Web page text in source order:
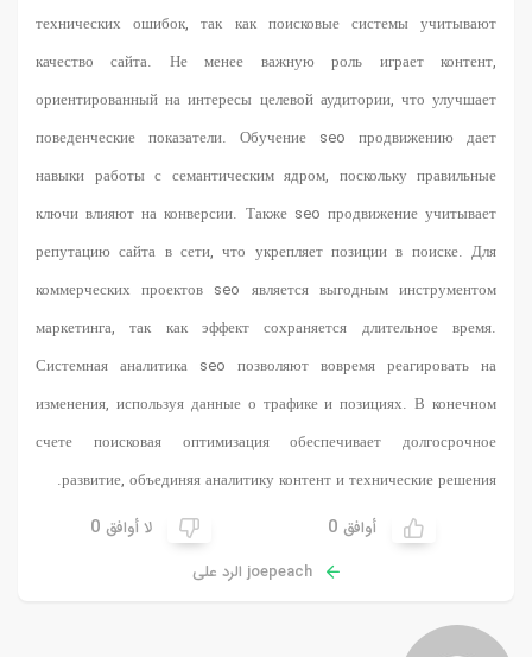
технических ошибок, так как поисковые системы учитывают
качество сайта. Не менее важную роль играет контент,
ориентированный на интересы целевой аудитории, что улучшает
поведенческие показатели. Обучение seo продвижению дает
навыки работы с семантическим ядром, поскольку правильные
ключи влияют на конверсии. Также seo продвижение учитывает
репутацию сайта в сети, что укрепляет позиции в поиске. Для
коммерческих проектов seo является выгодным инструментом
маркетинга, так как эффект сохраняется длительное время.
Системная аналитика seo позволяют вовремя реагировать на
изменения, используя данные о трафике и позициях. В конечном
счете поисковая оптимизация обеспечивает долгосрочное
развитие, объединяя аналитику контент и технические решения.
أوافق 0 لا أوافق 0
joepeach الرد على